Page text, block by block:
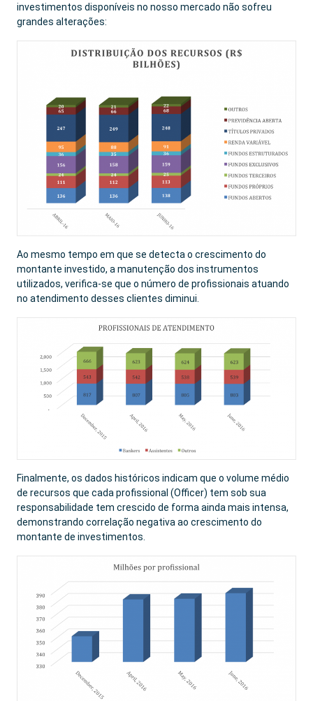
investimentos disponíveis no nosso mercado não sofreu
grandes alterações:
Ao mesmo tempo em que se detecta o crescimento do
montante investido, a manutenção dos instrumentos
utilizados, verifica-se que o número de profissionais atuando
no atendimento desses clientes diminui.
Finalmente, os dados históricos indicam que o volume médio
de recursos que cada profissional (Officer) tem sob sua
responsabilidade tem crescido de forma ainda mais intensa,
demonstrando correlação negativa ao crescimento do
montante de investimentos.